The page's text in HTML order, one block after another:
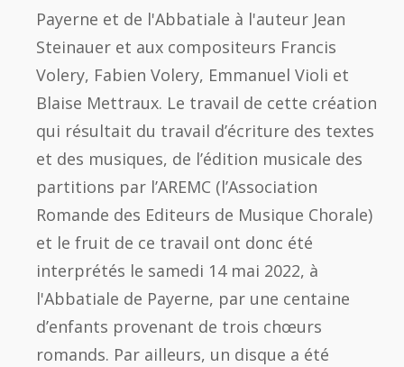
Payerne et de l'Abbatiale à l'auteur Jean
Steinauer et aux compositeurs Francis
Volery, Fabien Volery, Emmanuel Violi et
Blaise Mettraux. Le travail de cette création
qui résultait du travail d’écriture des textes
et des musiques, de l’édition musicale des
partitions par l’AREMC (l’Association
Romande des Editeurs de Musique Chorale)
et le fruit de ce travail ont donc été
interprétés le samedi 14 mai 2022, à
l'Abbatiale de Payerne, par une centaine
d’enfants provenant de trois chœurs
romands. Par ailleurs, un disque a été